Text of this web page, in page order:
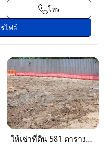
โทร
ไฟล์
ให้เช่าที่ดิน 581 ตารางวา ตรงข้างอู่ใหม่แจ็คบางหญ้าแพรก บางหัวเสือ